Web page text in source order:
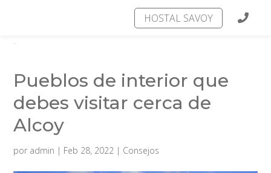
HOSTAL SAVOY
Pueblos de interior que
debes visitar cerca de
Alcoy
por admin | Feb 28, 2022 | Consejos